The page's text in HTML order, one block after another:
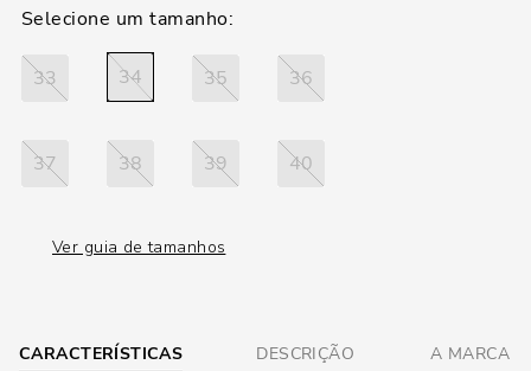
33 34 35 36
37 38 39 40
Ver guia de tamanhos
CARACTERÍSTICAS DESCRIÇÃO A MARCA